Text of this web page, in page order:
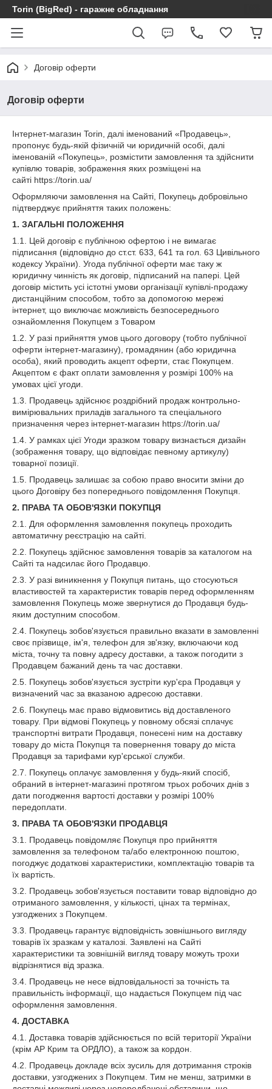
Torin (BigRed) - гаражне обладнання
Договір оферти
Договір оферти
Інтернет-магазин Torin, далі іменований «Продавець»,
пропонує будь-якій фізичній чи юридичній особі, далі
іменованій «Покупець», розмістити замовлення та здійснити
купівлю товарів, зображення яких розміщені на
сайті https://torin.ua/
Оформляючи замовлення на Сайті, Покупець добровільно
підтверджує прийняття таких положень:
1. ЗАГАЛЬНІ ПОЛОЖЕННЯ
1.1. Цей договір є публічною офертою і не вимагає
підписання (відповідно до ст.ст. 633, 641 та гол. 63 Цивільного
кодексу України). Угода публічної оферти має таку ж
юридичну чинність як договір, підписаний на папері. Цей
договір містить усі істотні умови організації купівлі-продажу
дистанційним способом, тобто за допомогою мережі
інтернет, що виключає можливість безпосереднього
ознайомлення Покупцем з Товаром
1.2. У разі прийняття умов цього договору (тобто публічної
оферти інтернет-магазину), громадянин (або юридична
особа), який проводить акцепт оферти, стає Покупцем.
Акцептом є факт оплати замовлення у розмірі 100% на
умовах цієї угоди.
1.3. Продавець здійснює роздрібний продаж контрольно-
вимірювальних приладів загального та спеціального
призначення через інтернет-магазин https://torin.ua/
1.4. У рамках цієї Угоди зразком товару визнається дизайн
(зображення товару, що відповідає певному артикулу)
товарної позиції.
1.5. Продавець залишає за собою право вносити зміни до
цього Договіру без попереднього повідомлення Покупця.
2. ПРАВА ТА ОБОВ'ЯЗКИ ПОКУПЦЯ
2.1. Для оформлення замовлення покупець проходить
автоматичну реєстрацію на сайті.
2.2. Покупець здійснює замовлення товарів за каталогом на
Сайті та надсилає його Продавцю.
2.3. У разі виникнення у Покупця питань, що стосуються
властивостей та характеристик товарів перед оформленням
замовлення Покупець може звернутися до Продавця будь-
яким доступним способом.
2.4. Покупець зобов'язується правильно вказати в замовленні
своє прізвище, ім'я, телефон для зв'язку, включаючи код
міста, точну та повну адресу доставки, а також погодити з
Продавцем бажаний день та час доставки.
2.5. Покупець зобов'язується зустріти кур'єра Продавця у
визначений час за вказаною адресою доставки.
2.6. Покупець має право відмовитись від доставленого
товару. При відмові Покупець у повному обсязі сплачує
транспортні витрати Продавця, понесені ним на доставку
товару до міста Покупця та повернення товару до міста
Продавця за тарифами кур'єрської служби.
2.7. Покупець оплачує замовлення у будь-який спосіб,
обраний в інтернет-магазині протягом трьох робочих днів з
дати погодження вартості доставки у розмірі 100%
передоплати.
3. ПРАВА ТА ОБОВ'ЯЗКИ ПРОДАВЦЯ
3.1. Продавець повідомляє Покупця про прийняття
замовлення за телефоном та/або електронною поштою,
погоджує додаткові характеристики, комплектацію товарів та
їх вартість.
3.2. Продавець зобов'язується поставити товар відповідно до
отриманого замовлення, у кількості, цінах та термінах,
узгоджених з Покупцем.
3.3. Продавець гарантує відповідність зовнішнього вигляду
товарів їх зразкам у каталозі. Заявлені на Сайті
характеристики та зовнішній вигляд товару можуть трохи
відрізнятися від зразка.
3.4. Продавець не несе відповідальності за точність та
правильність інформації, що надається Покупцем під час
оформлення замовлення.
4. ДОСТАВКА
4.1. Доставка товарів здійснюється по всій території України
(крім АР Крим та ОРДЛО), а також за кордон.
4.2. Продавець докладе всіх зусиль для дотримання строків
доставки, узгоджених з Покупцем. Тим не менш, затримки в